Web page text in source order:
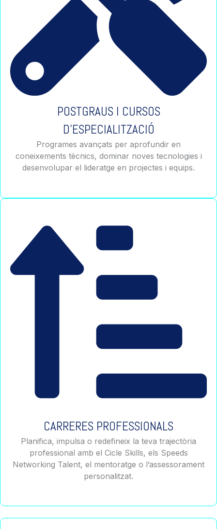
POSTGRAUS I CURSOS
D’ESPECIALITZACIÓ
Programes avançats per aprofundir en
coneixements tècnics, dominar noves tecnologies i
desenvolupar el lideratge en projectes i equips.
CARRERES PROFESSIONALS
Planifica, impulsa o redefineix la teva trajectòria
professional amb el Cicle Skills, els Speeds
Networking Talent, el mentoratge o l’assessorament
personalitzat.